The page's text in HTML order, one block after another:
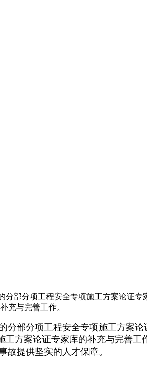
部分项工程安全专项施工方案论证
充与完善工作。
部分项工程安全专项施工方案
方案论证专家库的补充与完善
提供坚实的人才保障。